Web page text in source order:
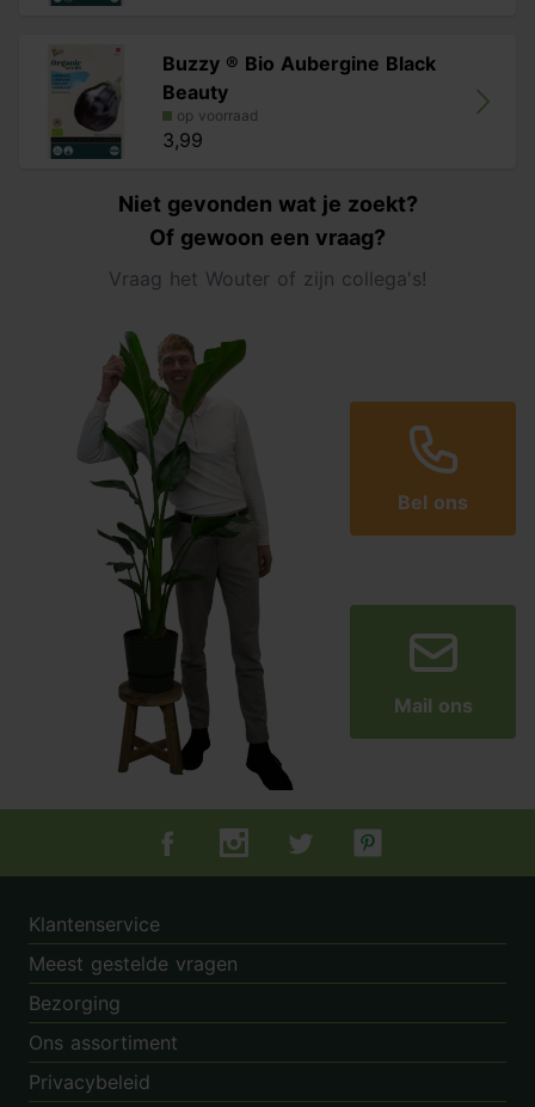
Buzzy ® Bio Aubergine Black
Beauty
op voorraad
3,99
Niet gevonden wat je zoekt?
Of gewoon een vraag?
Vraag het Wouter of zijn collega's!
Bel ons
Mail ons
Tuincentrum.nl op Facebook
Tuincentrum.nl op Instagram
Tuincentrum.nl op Twitter
Tuincentrum.nl op
Klantenservice
Meest gestelde vragen
Bezorging
Ons assortiment
Privacybeleid